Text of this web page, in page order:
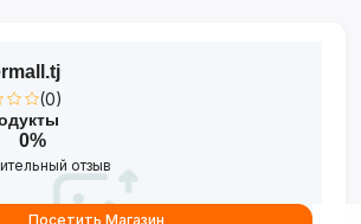
(0)
0%
отзыв
Посетить Магазин